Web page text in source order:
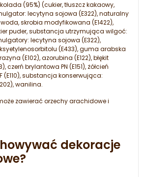
(95%) (cukier, tłuszcz kakaowy,
lecytyna sojowa (E322), naturalny
skrobia modyfikowana (E1422),
puder, substancja utrzymująca wilgoć:
lecytyna sojowa (E322),
(E433), guma arabska
(E102), azorubina (E122), błękit
czerń brylantowa PN (E151), żółcień
substancja konserwująca:
wanilina.
zawierać orzechy arachidowe i
dekoracje